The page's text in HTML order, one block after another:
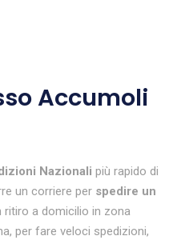
Accumoli
Nazionali più rapido di
un corriere per spedire un
a domicilio in zona
per fare veloci spedizioni,